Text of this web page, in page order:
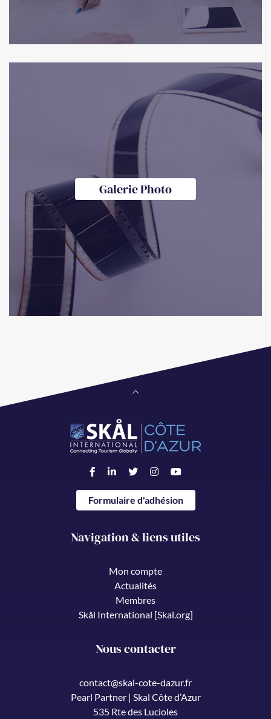
Galerie Photo
Formulaire d'adhésion
Navigation & liens utiles
Mon compte
Actualités
Membres
Skål International [Skal.org]
Nous contacter
contact@skal-cote-dazur.fr
Pearl Partner | Skal Côte d’Azur
535 Rte des Lucioles